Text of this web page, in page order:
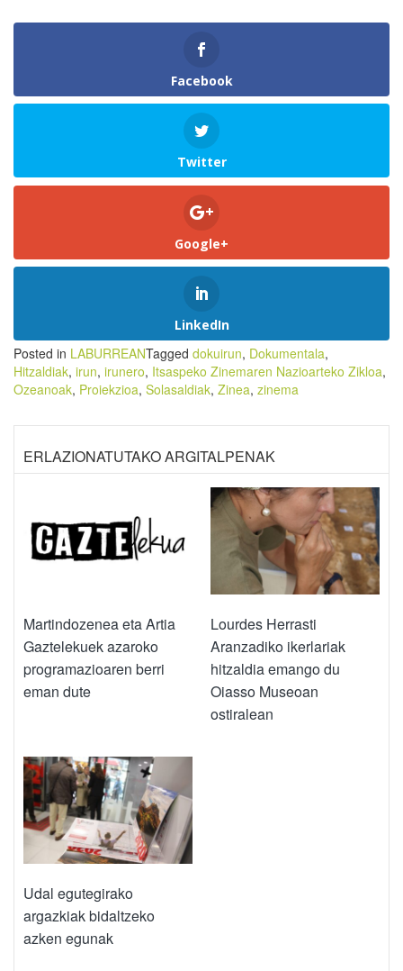
Facebook
Twitter
Google+
LinkedIn
Posted in LABURREANTagged dokuirun, Dokumentala,
Hitzaldiak, irun, irunero, Itsaspeko Zinemaren Nazioarteko Zikloa,
Ozeanoak, Proiekzioa, Solasaldiak, Zinea, zinema
ERLAZIONATUTAKO ARGITALPENAK
Martindozenea eta Artia
Gaztelekuek azaroko
programazioaren berri
eman dute
Lourdes Herrasti
Aranzadiko ikerlariak
hitzaldia emango du
Oiasso Museoan
ostiralean
Udal egutegirako
argazkiak bidaltzeko
azken egunak